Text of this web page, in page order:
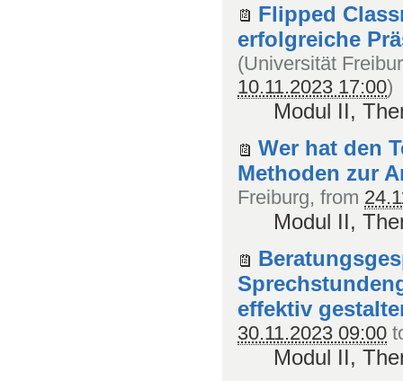
Flipped
erfolgreiche
(Universität
10.11.2023 17:00)
Modul II,
Wer hat den
Methoden zur
Freiburg, from
Modul II,
effektiv
30.11.2023 09:00
Modul II,